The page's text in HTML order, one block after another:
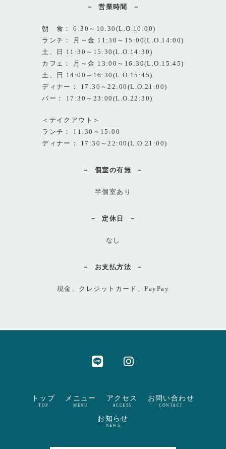
営業時間
朝 食： 6:30～10:30(L.O.10:00)
ランチ： 月～金 11:30～15:00(L.O.14:00)
土、日 11:30～15:30(L.O.14:30)
カフェ： 月～金 13:00～16:30(L.O.15:45)
土、日 14:00～16:30(L.O.15:45)
ディナー： 17:30～22:00(L.O.21:00)
バー： 17:30～23:00(L.O.22:30)
＜テイクアウト＞
ランチ： 11:30～15:00
ディナー： 17:30～22:00(L.O.21:00)
個室の有無
半個室あり
定休日
なし
お支払方法
現金、クレジットカード、PayPay
トップ
TOP
メニュー
MENU
アクセス
ACCESS
お問い合わせ
CONTACT
お知らせ
NEWS